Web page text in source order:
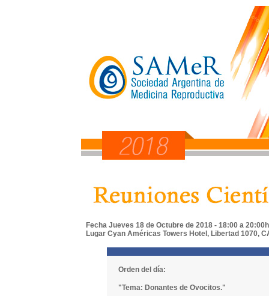
Fecha Jueves 18 de Octubre de 2018- 18:00 a
Lugar Cyan Américas Towers Hotel, Libertad 1070,
Orden del día:
"Tema: Donantes de Ovocitos."